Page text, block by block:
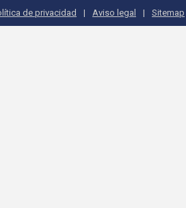
de privacidad Aviso legal Sitemap